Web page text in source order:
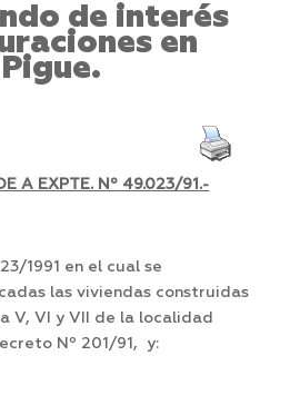
de interés
en
Pigue.
A EXPTE. Nº 49.023/91.-
1991 en el cual se
las viviendas construidas
V, VI y VII de la localidad
Nº 201/91, y: